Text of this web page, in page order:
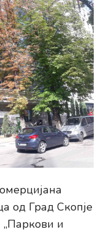
од Град Скопје
„Паркови и